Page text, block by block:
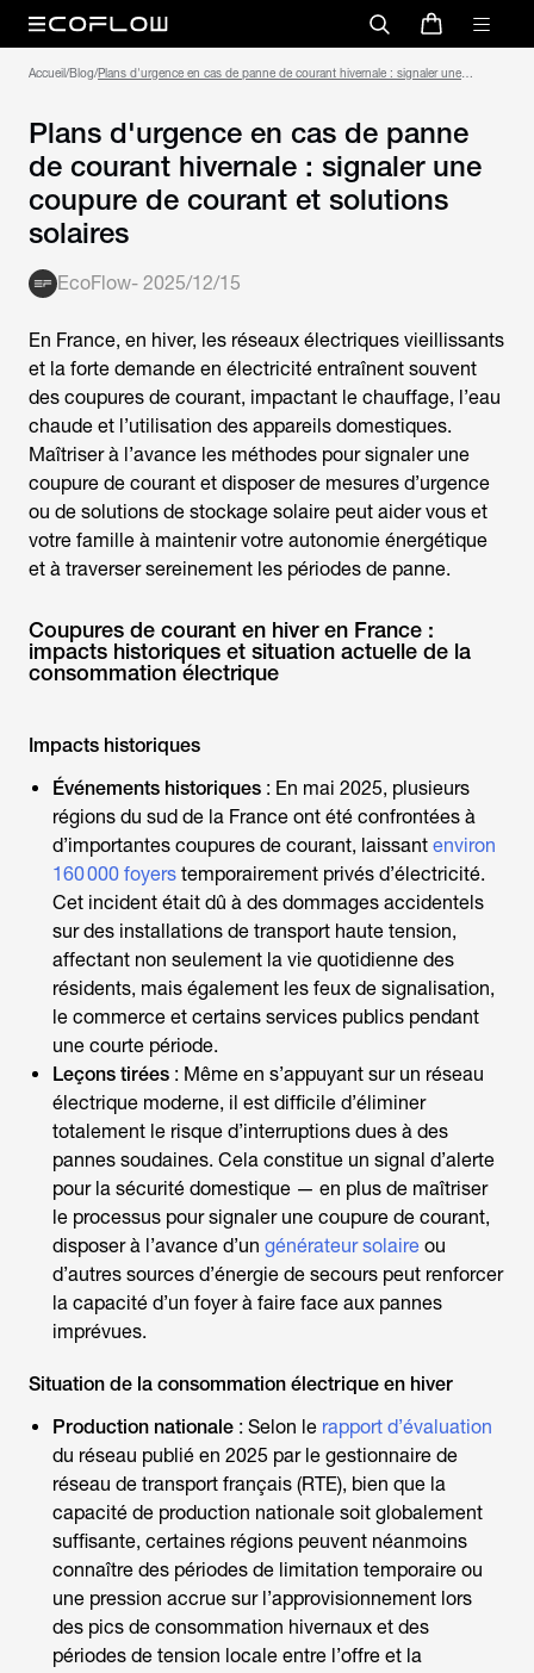
Accueil/Blog/Plans d'urgence en cas de panne de courant hivernale : signaler une
Plans d'urgence en cas de panne
de courant hivernale : signaler une
coupure de courant et solutions
solaires
EcoFlow- 2025/12/15
En France, en hiver, les réseaux électriques vieillissants
et la forte demande en électricité entraînent souvent
des coupures de courant, impactant le chauffage, l’eau
chaude et l’utilisation des appareils domestiques.
Maîtriser à l’avance les méthodes poursignaler une
coupure de courant et disposer de mesures d’urgence
ou de solutions de stockage solaire peut aider vous et
votre famille à maintenir votre autonomie énergétique
et à traverser sereinement les périodes de panne.
Coupures de courant en hiver en France :
impacts historiques et situation actuelle de la
consommation électrique
Impacts historiques
Événements historiques : En mai 2025, plusieurs
régions du sud de la France ont été confrontées à
d’importantes coupures de courant, laissant environ
160 000 foyers temporairement privés d’électricité.
Cet incident était dû à des dommages accidentels
sur des installations de transport haute tension,
affectant non seulement la vie quotidienne des
résidents, mais également les feux de signalisation,
le commerce et certains services publics pendant
une courte période.
Leçons tirées : Même en s’appuyant sur un réseau
électrique moderne, il est difficile d’éliminer
totalement le risque d’interruptions dues à des
pannes soudaines. Cela constitue un signal d’alerte
pour la sécurité domestique — en plus de maîtriser
le processus poursignaler une coupure de courant,
disposer à l’avance d’un générateur solaire ou
d’autres sources d’énergie de secours peut renforcer
la capacité d’un foyer à faire face aux pannes
imprévues.
Situation de la consommation électrique en hiver
Production nationale : Selon le rapport d’évaluation
du réseau publié en 2025 par le gestionnaire de
réseau de transport français (RTE), bien que la
capacité de production nationale soit globalement
suffisante, certaines régions peuvent néanmoins
connaître des périodes de limitation temporaire ou
une pression accrue sur l’approvisionnement lors
des pics de consommation hivernaux et des
périodes de tension locale entre l’offre et la